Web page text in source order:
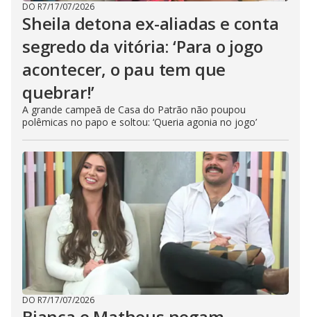
DO R7/17/07/2026
Sheila detona ex-aliadas e conta
segredo da vitória: ‘Para o jogo
acontecer, o pau tem que
quebrar!’
A grande campeã de Casa do Patrão não poupou
polêmicas no papo e soltou: ‘Queria agonia no jogo’
DO R7/17/07/2026